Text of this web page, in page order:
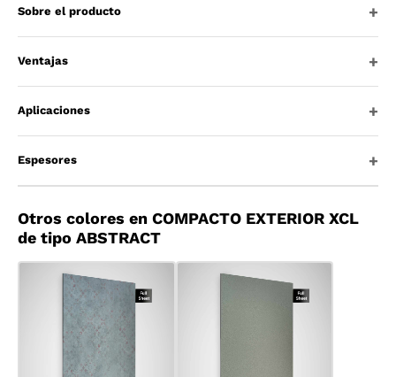
Sobre el producto
Ventajas
Aplicaciones
Espesores
Otros colores en COMPACTO EXTERIOR XCL
de tipo ABSTRACT